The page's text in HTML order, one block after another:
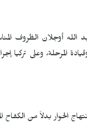
أوجلان الظروف
المرحلة، وعلى تركيا
الحوار بدلاً من